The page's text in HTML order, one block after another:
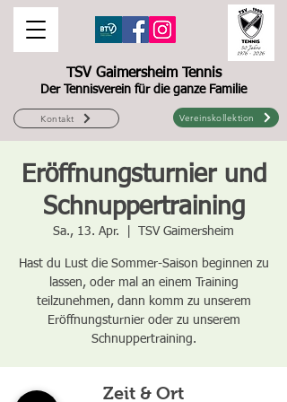
TSV Gaimersheim Tennis
Der Tennisverein für die ganze Familie
Vereinskollektion
Kontakt
Eröffnungsturnier und
Schnuppertraining
Sa., 13. Apr. TSV Gaimersheim
Hast du Lust die Sommer-Saison beginnen zu
lassen, oder mal an einem Training
teilzunehmen, dann komm zu unserem
Eröffnungsturnier oder zu unserem
Schnuppertraining.
Zeit & Ort